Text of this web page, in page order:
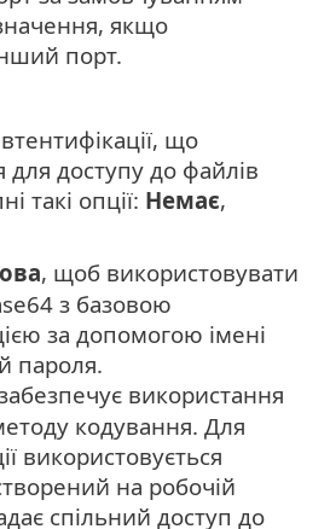
якщо
порт.
що
для доступу до файлів
такі опції: Немає,
, щоб використовувати
з базовою
за допомогою імені
пароля.
використання
кодування. Для
використовується
на робочій
спільний доступ до